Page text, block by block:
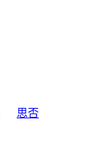
思否